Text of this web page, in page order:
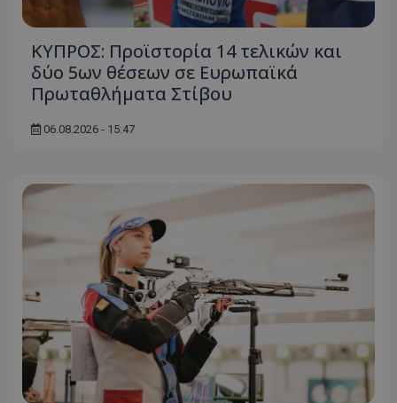
ΚΥΠΡΟΣ: Προϊστορία 14 τελικών και
δύο 5ων θέσεων σε Ευρωπαϊκά
Πρωταθλήματα Στίβου
06.08.2026 - 15:47